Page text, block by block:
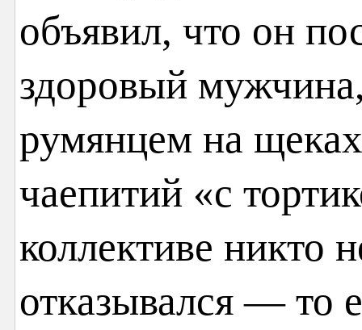
объявил, что он
здоровый
румянцем на
чаепитий «с
коллективе никто
отказывался — то